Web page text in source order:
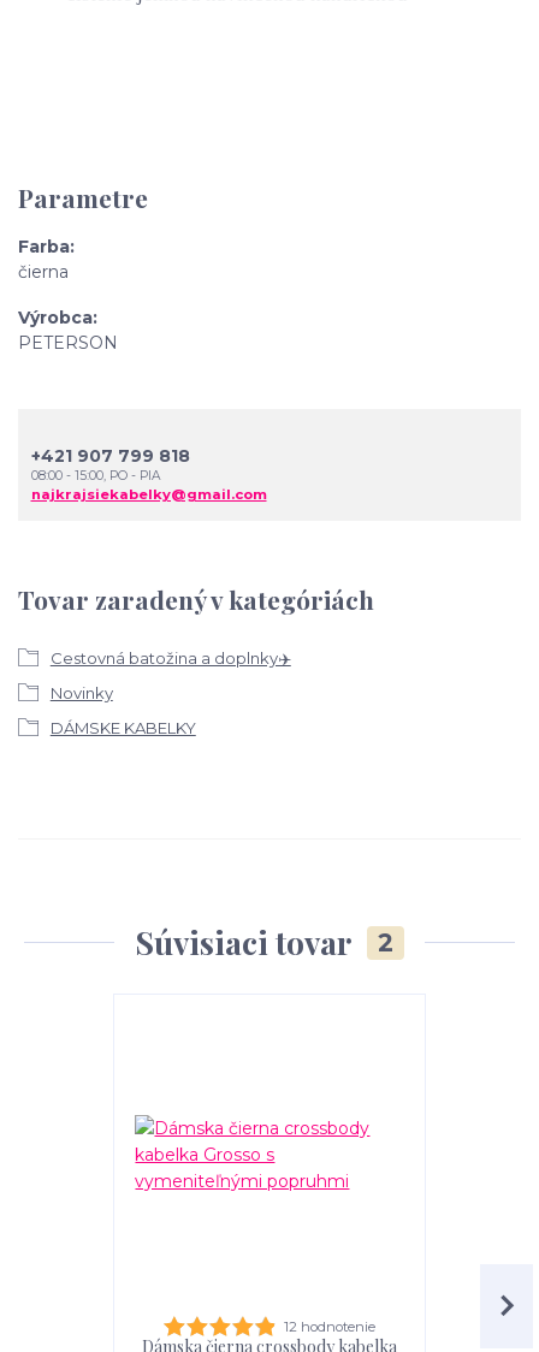
Parametre
Farba
čierna
Výrobca
PETERSON
Tovar zaradený v kategóriách
Cestovná batožina a doplnky✈️
Novinky
DÁMSKE KABELKY
+421 907 799 818
08:00 - 15:00, PO - PIA
najkrajsiekabelky@gmail.com
Súvisiaci tovar 2
12 hodnotenie
Dámska čierna crossbody kabelka